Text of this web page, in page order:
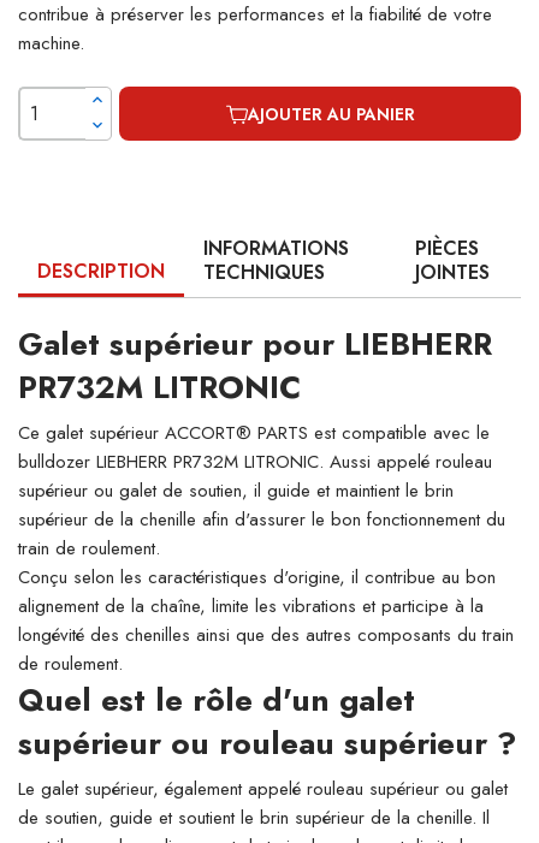
contribue à préserver les performances et la fiabilité de votre
machine.
AJOUTER AU PANIER
DESCRIPTION
INFORMATIONS
TECHNIQUES
PIÈCES
JOINTES
Galet supérieur pour LIEBHERR
PR732M LITRONIC
Ce galet supérieur ACCORT® PARTS est compatible avec le
bulldozer LIEBHERR PR732M LITRONIC. Aussi appelé rouleau
supérieur ou galet de soutien, il guide et maintient le brin
supérieur de la chenille afin d'assurer le bon fonctionnement du
train de roulement.
Conçu selon les caractéristiques d'origine, il contribue au bon
alignement de la chaîne, limite les vibrations et participe à la
longévité des chenilles ainsi que des autres composants du train
de roulement.
Quel est le rôle d'un galet
supérieur ou rouleau supérieur ?
Le galet supérieur, également appelé rouleau supérieur ou galet
de soutien, guide et soutient le brin supérieur de la chenille. Il